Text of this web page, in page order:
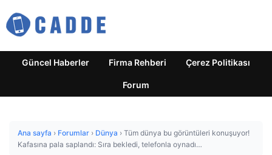
Güncel Haberler Firma Rehberi Çerez Politikası
Forum
Ana sayfa › Forumlar › Dünya › Tüm dünya bu görüntüleri konuşuyor!
Kafasına pala saplandı: Sıra bekledi, telefonla oynadı…